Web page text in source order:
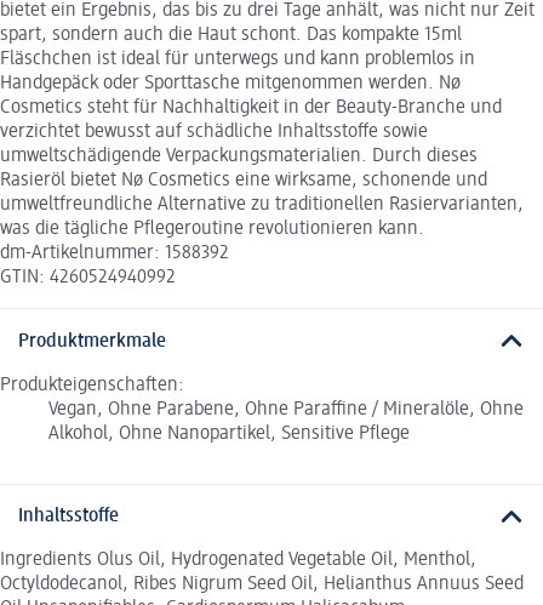
bietet ein Ergebnis, das bis zu drei Tage anhält, was nicht nur Zeit
spart, sondern auch die Haut schont. Das kompakte 15ml
Fläschchen ist ideal für unterwegs und kann problemlos in
Handgepäck oder Sporttasche mitgenommen werden. Nø
Cosmetics steht für Nachhaltigkeit in der Beauty-Branche und
verzichtet bewusst auf schädliche Inhaltsstoffe sowie
umweltschädigende Verpackungsmaterialien. Durch dieses
Rasieröl bietet Nø Cosmetics eine wirksame, schonende und
umweltfreundliche Alternative zu traditionellen Rasiervarianten,
was die tägliche Pflegeroutine revolutionieren kann.
dm-Artikelnummer: 1588392
GTIN: 4260524940992
Produktmerkmale
Produkteigenschaften:
Vegan, Ohne Parabene, Ohne Paraffine / Mineralöle, Ohne
Alkohol, Ohne Nanopartikel, Sensitive Pflege
Inhaltsstoffe
Ingredients Olus Oil, Hydrogenated Vegetable Oil, Menthol,
Octyldodecanol, Ribes Nigrum Seed Oil, Helianthus Annuus Seed